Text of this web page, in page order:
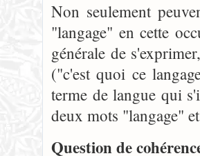
Non seulement
"langage" en cette
générale de
("c'est quoi ce
terme de langue qui
deux mots "langage"
Question de